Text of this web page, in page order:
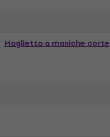
Maglietta a maniche corte